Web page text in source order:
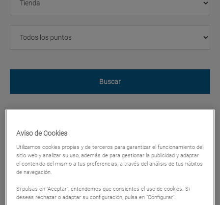
Buscar
Aviso de Cookies
Utilizamos cookies propias y de terceros para garantizar el funcionamiento del
sitio web y analizar su uso, además de para gestionar la publicidad y adaptar
el contenido del mismo a tus preferencias, a través del análisis de tus hábitos
de navegación.
Si pulsas en "Aceptar", entendemos que consientes el uso de cookies. Si
deseas rechazar o adaptar su configuración, pulsa en "Configurar".